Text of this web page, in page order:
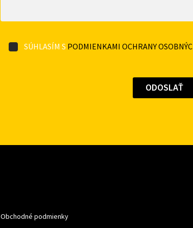
SÚHLASÍM S PODMIENKAMI OCHRANY
Obchodné podmienky